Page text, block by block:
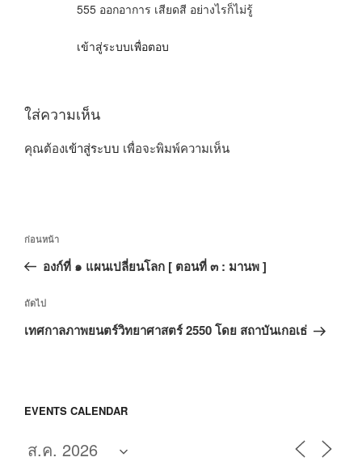
555 ออกอาการ เสียดสี อย่างไรก็ไม่รู้
เข้าสู่ระบบเพื่อตอบ
ใส่ความเห็น
คุณต้องเข้าสู่ระบบ เพื่อจะพิมพ์ความเห็น
แนะแนว
เรื่อง
เรื่อง
ก่อน
ก่อนหน้า
องก์ที่ ๑ แผนเปลี่ยนโลก [ ตอนที่ ๓ : มานพ ]
เรื่อง
ถัด
ถัดไป
เทศกาลภาพยนตร์วิทยาศาสตร์ 2550 โดย สถาบันเกอเธ่
EVENTS CALENDAR